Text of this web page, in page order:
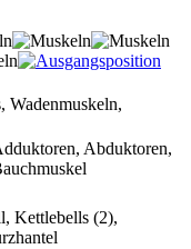
Wadenmuskeln,
Abduktoren,
Kettlebells (2),